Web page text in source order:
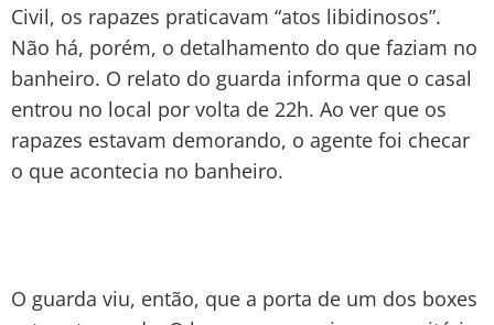
Civil, os rapazes praticavam “atos libidinosos”.
Não há, porém, o detalhamento do que faziam no
banheiro. O relato do guarda informa que o casal
entrou no local por volta de 22h. Ao ver que os
rapazes estavam demorando, o agente foi checar
o que acontecia no banheiro.
O guarda viu, então, que a porta de um dos boxes